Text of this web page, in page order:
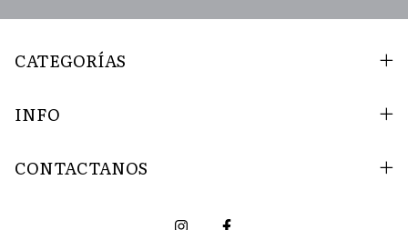
CATEGORÍAS
INFO
CONTACTANOS